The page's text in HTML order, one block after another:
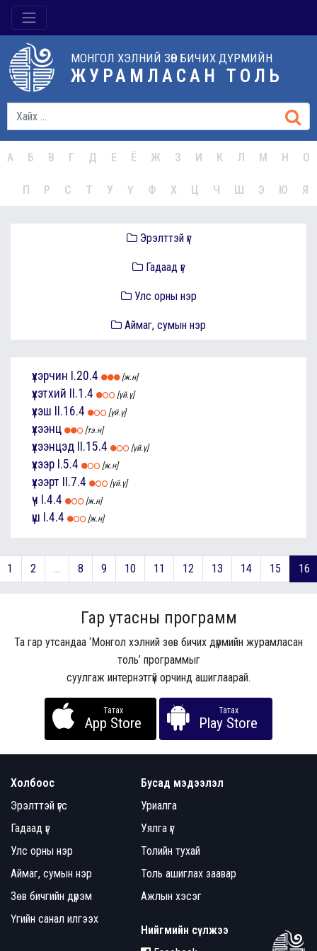
МОНГОЛ ХЭЛНИЙ ЗӨВ БИЧИХ ДҮРМИЙН
ЖУРАМЛАСАН ТОЛЬ
А Б В Г Д Е Ё Ж З И К Л М Н О
П Р С Т У Ү Ф Х Ц Ч Ш Э Ю Я
Эрэлттэй үг
Гадаад үг
Улс орны нэр
Аймаг, сумын нэр
үхэрчин I.20.4 [ж.н]
үхэтхий II.1.4 [үй.ү]
үхэш II.16.4 [үй.ү]
үхээнц [тэ.н]
үхээнцэд II.15.4 [үй.ү]
үхээр I.5.4 [ж.н]
үхээрт II.7.4 [үй.ү]
үч I.4.4 [ж.н]
үш I.4.4 [ж.н]
1 2 ... 8 9 10 11 12 13 14 15 16
Гар утасны программ
Та гар утсандаа ‘Монгол хэлний зөв бичих дүрмийн журамласан
толь’ программыг
суулгаж интернэтгүй орчинд ашиглаарай.
Татах
App Store
Татах
Play Store
Холбоос
Эрэлттэй үгс
Гадаад үг
Улс орны нэр
Аймаг, сумын нэр
Зөв бичгийн дүрэм
Үгийн санал илгээх
Бусад мэдээлэл
Уриалга
Уялга үг
Толийн тухай
Толь ашиглах заавар
Ажлын хэсэг
Нийгмийн сүлжээ